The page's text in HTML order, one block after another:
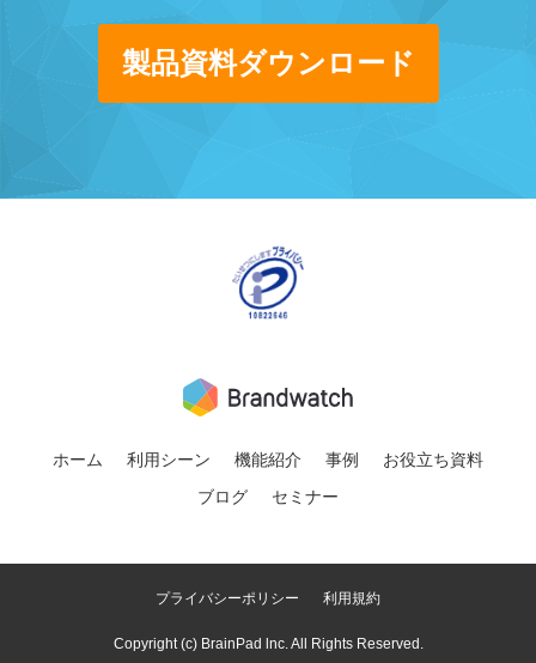
製品資料ダウンロード
ホーム 利用シーン 機能紹介 事例
お役立ち資料
ブログ
セミナー
プライバシーポリシー 利用規約
Copyright (c) BrainPad lnc. All Rights Reserved.